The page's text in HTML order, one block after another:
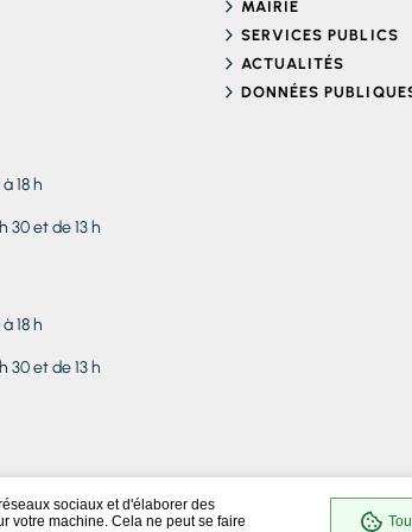
sociaux et d'élaborer des
votre machine. Cela ne peut se faire
18 h
30 et de 13 h
18 h
30 et de 13 h
MAIRIE
SERVICES PUBLICS
ACTUALITÉS
DONNÉES
CONTACTER MENTIONS LÉGALES PLAN